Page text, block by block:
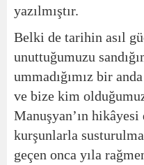
yazılmıştır.
Belki de tarihin asıl
unuttuğumuzu
ummadığımız bir
ve bize kim
Manuşyan’ın
kurşunlarla
geçen onca yıla